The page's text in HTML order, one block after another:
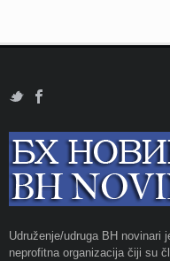
Udruženje/udruga BH novinari
neprofitna organizacija čiji su